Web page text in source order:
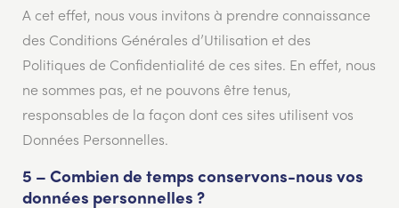
A cet effet, nous vous invitons à prendre connaissance
des Conditions Générales d’Utilisation et des
Politiques de Confidentialité de ces sites. En effet, nous
ne sommes pas, et ne pouvons être tenus,
responsables de la façon dont ces sites utilisent vos
Données Personnelles.
5 – Combien de temps conservons-nous vos
données personnelles ?